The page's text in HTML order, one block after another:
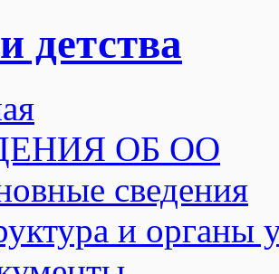
детства
ОБ ОО
сведения
и органы